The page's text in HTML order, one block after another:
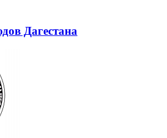
Дагестана